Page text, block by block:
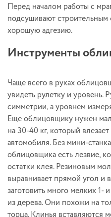
Перед началом работы с
подсушивают
хорошую адгезию.
Инструменты
Чаще всего в руках
увидеть рулетку и уровень.
симметрии, а уровнем
Еще облицовщику нужен
на 30-40 кг, который
автомобиля. Без мини-
облицовщика есть лезвие,
остатки клея. Резиновым
выравнивает прямой угол и
заготовить много мелких 1-
из дерева. Они похожи на